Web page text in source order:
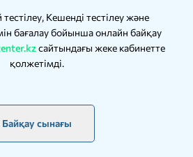
Кешенді тестілеу және
бағалау бойынша онлайн байқау
сайтындағы жеке кабинетте
қолжетімді.
Байқау сынағы